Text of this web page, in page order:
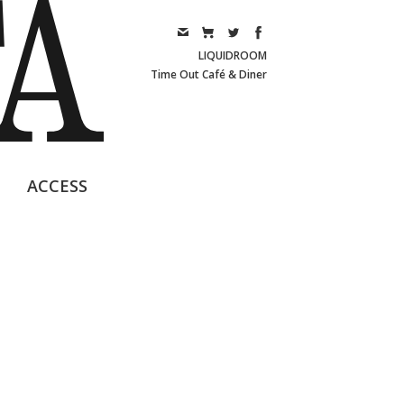
LIQUIDROOM
Time Out Café & Diner
ACCESS